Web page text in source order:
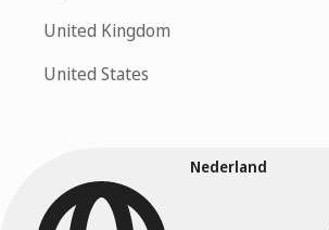
United Kingdom
United States
Nederland